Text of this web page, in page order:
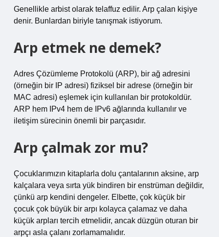
Genellikle arbist olarak telaffuz edilir. Arp çalan kişiye
denir. Bunlardan biriyle tanışmak istiyorum.
Arp etmek ne demek?
Adres Çözümleme Protokolü (ARP), bir ağ adresini
(örneğin bir IP adresi) fiziksel bir adrese (örneğin bir
MAC adresi) eşlemek için kullanılan bir protokoldür.
ARP hem IPv4 hem de IPv6 ağlarında kullanılır ve
iletişim sürecinin önemli bir parçasıdır.
Arp çalmak zor mu?
Çocuklarımızın kitaplarla dolu çantalarının aksine, arp
kalçalara veya sırta yük bindiren bir enstrüman değildir,
çünkü arp kendini dengeler. Elbette, çok küçük bir
çocuk çok büyük bir arpı kolayca çalamaz ve daha
küçük arpları tercih etmelidir, ancak düzgün oturan bir
arpçı asla çalanı zorlamamalıdır.